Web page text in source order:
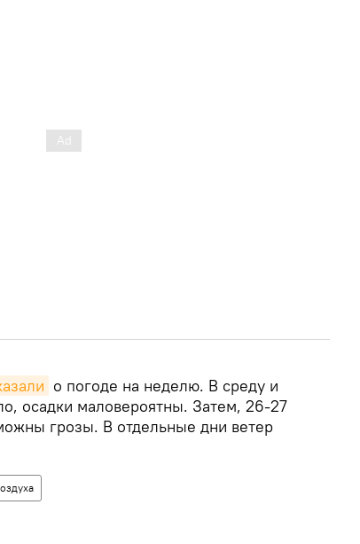
о погоде на неделю. В среду и
осадки маловероятны. Затем, 26-27
грозы. В отдельные дни ветер